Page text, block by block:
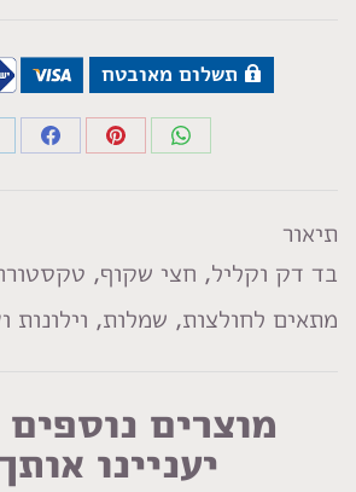
תשלום מאובטח
Share
Share
Share
תיאור
בד דק וקליל, חצי שקוף,
מתאים לחולצות, שמלות, וילונות
מוצרים
יעניינו